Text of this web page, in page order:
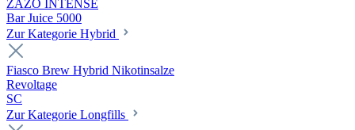
ZAZO INTENSE
Bar Juice 5000
Zur Kategorie Hybrid
Fiasco Brew Hybrid Nikotinsalze
Revoltage
SC
Zur Kategorie Longfills